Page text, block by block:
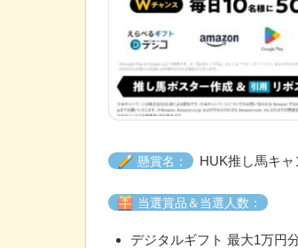
懸賞名： HUK推し馬キャ
当選賞品＆当選人数：
デジタルギフト 最大1万円